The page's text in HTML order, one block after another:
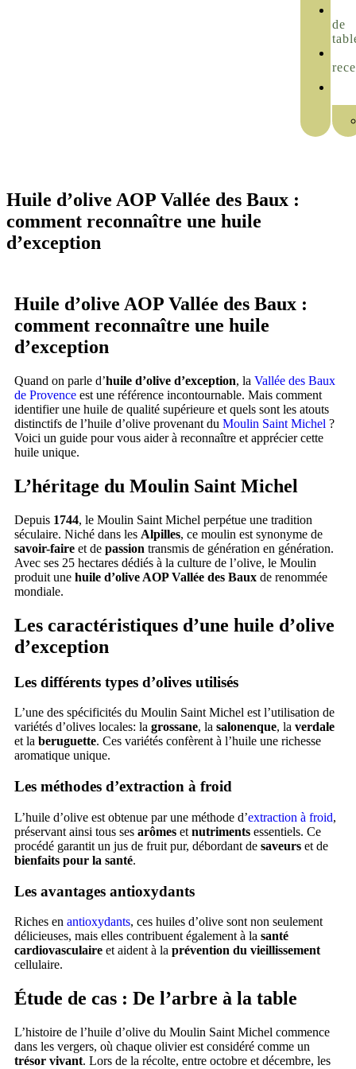
de
Huile d’olive AOP Vallée des Baux :
comment reconnaître une huile
d’exception
Huile d’olive AOP Vallée des Baux :
comment reconnaître une huile
d’exception
Quand on parle d’huile d’olive d’exception, la Vallée des Baux
de Provence est une référence incontournable. Mais comment
identifier une huile de qualité supérieure et quels sont les atouts
distinctifs de l’huile d’olive provenant du Moulin Saint Michel ?
Voici un guide pour vous aider à reconnaître et apprécier cette
huile unique.
L’héritage du Moulin Saint Michel
Depuis 1744, le Moulin Saint Michel perpétue une tradition
séculaire. Niché dans les Alpilles, ce moulin est synonyme de
savoir-faire et de passion transmis de génération en génération.
Avec ses 25 hectares dédiés à la culture de l’olive, le Moulin
produit une huile d’olive AOP Vallée des Baux de renommée
mondiale.
Les caractéristiques d’une huile d’olive
d’exception
Les différents types d’olives utilisés
L’une des spécificités du Moulin Saint Michel est l’utilisation de
variétés d’olives locales: la grossane, la salonenque, la verdale
et la beruguette. Ces variétés confèrent à l’huile une richesse
aromatique unique.
Les méthodes d’extraction à froid
L’huile d’olive est obtenue par une méthode d’extraction à froid,
préservant ainsi tous ses arômes et nutriments essentiels. Ce
procédé garantit un jus de fruit pur, débordant de saveurs et de
bienfaits pour la santé.
Les avantages antioxydants
Riches en antioxydants, ces huiles d’olive sont non seulement
délicieuses, mais elles contribuent également à la santé
cardiovasculaire et aident à la prévention du vieillissement
cellulaire.
Étude de cas : De l’arbre à la table
L’histoire de l’huile d’olive du Moulin Saint Michel commence
dans les vergers, où chaque olivier est considéré comme un
trésor vivant. Lors de la récolte, entre octobre et décembre, les